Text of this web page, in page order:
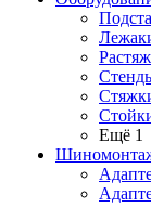
Ещё 1